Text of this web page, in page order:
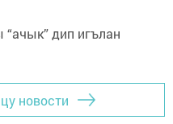
новости